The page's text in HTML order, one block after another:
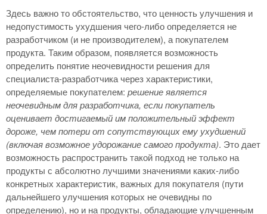
Здесь важно то обстоятельство, что ценность улучшения и
недопустимость ухудшения чего-либо определяется не
разработчиком (и не производителем), а покупателем
продукта. Таким образом, появляется возможность
определить понятие неочевидности решения для
специалиста-разработчика через характеристики,
определяемые покупателем: решение является
неочевидным для разработчика, если покупатель
оценивает достигаемый им положительный эффект
дороже, чем потери от сопутствующих ему ухудшений
(включая возможное удорожание самого продукта). Это дает
возможность распространить такой подход не только на
продукты с абсолютно лучшими значениями каких-либо
конкретных характеристик, важных для покупателя (пути
дальнейшего улучшения которых не очевидны по
определению), но и на продукты, обладающие улучшенным